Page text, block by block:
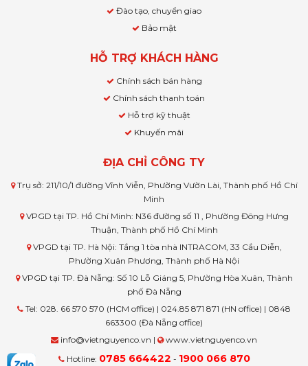
Đào tạo, chuyển giao
Bảo mật
HỖ TRỢ KHÁCH HÀNG
Chính sách bán hàng
Chính sách thanh toán
Hỗ trợ kỹ thuật
Khuyến mãi
ĐỊA CHỈ CÔNG TY
Trụ sở: 211/10/1 đường Vĩnh Viễn, Phường Vườn Lài, Thành phố Hồ Chí
Minh
VPGD tại TP. Hồ Chí Minh: N36 đường số 11 , Phường Đông Hưng
Thuận, Thành phố Hồ Chí Minh
VPGD tại TP. Hà Nội: Tầng 1 tòa nhà INTRACOM, 33 Cầu Diễn,
Phường Xuân Phương, Thành phố Hà Nội
VPGD tại TP. Đà Nẵng: Số 10 Lỗ Giáng 5, Phường Hòa Xuân, Thành
phố Đà Nẵng
Tel: 028. 66 570 570 (HCM office) | 024.85 871 871 (HN office) | 0848
663300 (Đà Nẵng office)
info@vietnguyenco.vn |
www.vietnguyenco.vn
Hotline: 0785 664422 - 1900 066 870